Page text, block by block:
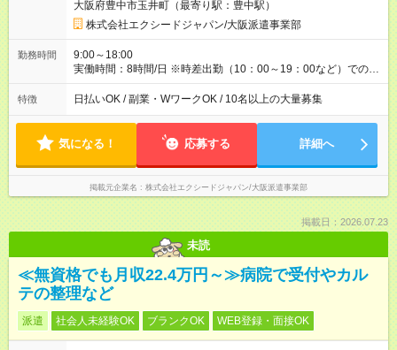
（月3万円～20万円） ■資格手当（月3000円～28万円） ■住宅手
当（月5万円～10万円／規定有） ■扶養手当（1万円／月） ■子
供手当（1人5000円／月） 【 試用期間 】 試用期間は2ヶ月で
す ※その他、給与・待遇の変更はありません 【試用期間】試用
期間あり 試用期間の長さ：2ヶ月 雇用形態、給与は本採用時と
須となっております。未記入の場合は応募が無効となる可能性
がございます。
大阪府豊中市玉井町（最寄り駅：豊中駅）
株式会社エクシードジャパン/大阪派遣事業部
勤務時間
9:00～18:00
実働時間：8時間/日 ※時差出勤（10：00～19：00など）での勤
務も可能◎ ※原則、定時退社！残業は多くて月5時間程度です
特徴 日払いOK / 副業・WワークOK / 10名以上の大量募集
気になる！ 応募する 詳細へ
掲載元企業名 株式会社エクシードジャパン/大阪派遣事業部
掲載日：2026.07.23
未読
≪無資格でも月収22.4万円～≫病院で受付やカル
テの整理など
派遣 社会人未経験OK ブランクOK WEB登録・面接OK